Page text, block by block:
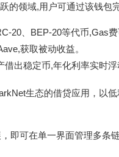
的领域,用户可通过该钱包
20、BEP-20等代币,Gas费
获取被动收益。
出稳定币,年化利率实时浮
生态的借贷应用，以
即可在单一界面管理多条